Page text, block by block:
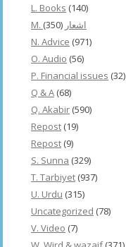
L. Books (140)
M. اشعار (350)
N. Advice (971)
O. Audio (56)
P. Financial issues (32)
Q & A (68)
Q. Akabir (590)
Repost (19)
Repost (9)
S. Sunna (329)
T. Tarbiyet (937)
U. Urdu (315)
Uncategorized (78)
V. Video (7)